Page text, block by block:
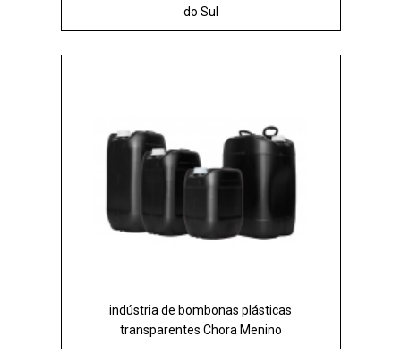
do Sul
indústria de bombonas plásticas
transparentes Chora Menino